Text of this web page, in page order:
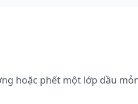
hoặc phết một lớp dầu